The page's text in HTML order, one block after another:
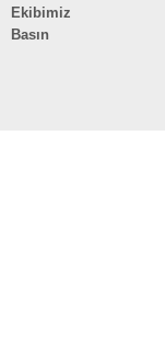
Ekibimiz
Basın